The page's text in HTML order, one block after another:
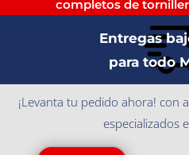
completos de
Entregas
para todo
¡Levanta tu pedido ahora! con
especializados